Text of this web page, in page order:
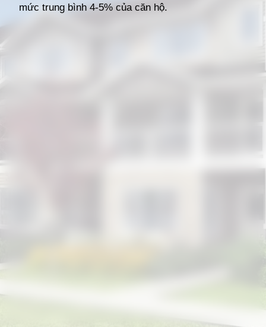
mức trung bình 4-5% của căn hộ.